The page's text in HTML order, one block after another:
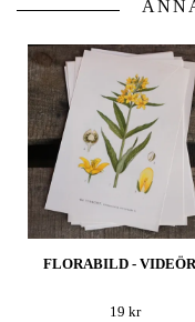
FLORABILD -
19 kr